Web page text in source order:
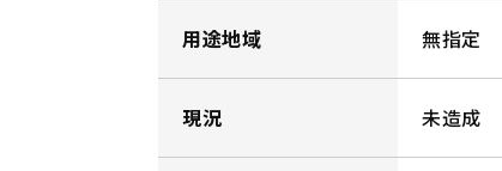
用途地域 無指定
現況 未造成